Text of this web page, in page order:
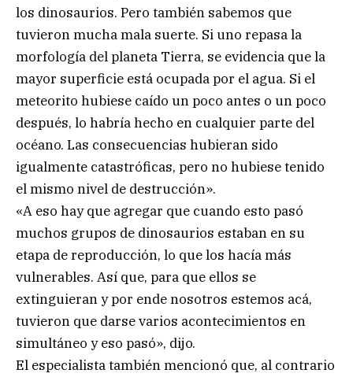
los dinosaurios. Pero también sabemos que
tuvieron mucha mala suerte. Si uno repasa la
morfología del planeta Tierra, se evidencia que la
mayor superficie está ocupada por el agua. Si el
meteorito hubiese caído un poco antes o un poco
después, lo habría hecho en cualquier parte del
océano. Las consecuencias hubieran sido
igualmente catastróficas, pero no hubiese tenido
el mismo nivel de destrucción».
«A eso hay que agregar que cuando esto pasó
muchos grupos de dinosaurios estaban en su
etapa de reproducción, lo que los hacía más
vulnerables. Así que, para que ellos se
extinguieran y por ende nosotros estemos acá,
tuvieron que darse varios acontecimientos en
simultáneo y eso pasó», dijo.
El especialista también mencionó que, al contrario